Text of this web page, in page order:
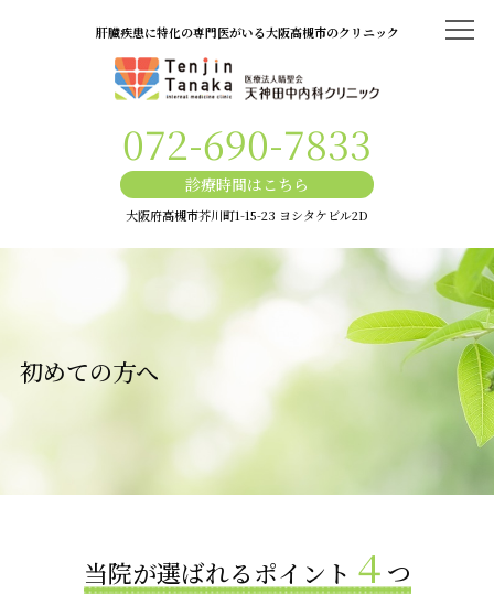
肝臓疾患に特化の専門医がいる大阪高槻市のクリニック
072-690-7833
診療時間はこちら
大阪府高槻市芥川町1-15-23 ヨシタケビル2D
医院概要・アクセス
よくある質問
自費診療の費用
40～60歳は要注意「生活習慣病」とは？
肝臓がんの主な原因は慢性肝炎
高脂血症の主な原因は生活習慣？改善に導く2つの方法
初めての方へ
当院が選ばれるポイント ４ つ